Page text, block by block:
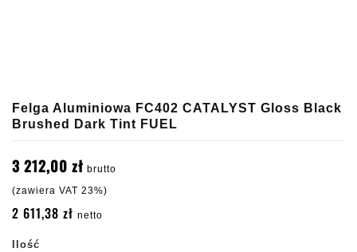
Felga Aluminiowa FC402 CATALYST Gloss Black
Brushed Dark Tint FUEL
3 212,00 zł brutto
(zawiera VAT 23%)
2 611,38 zł netto
Ilość